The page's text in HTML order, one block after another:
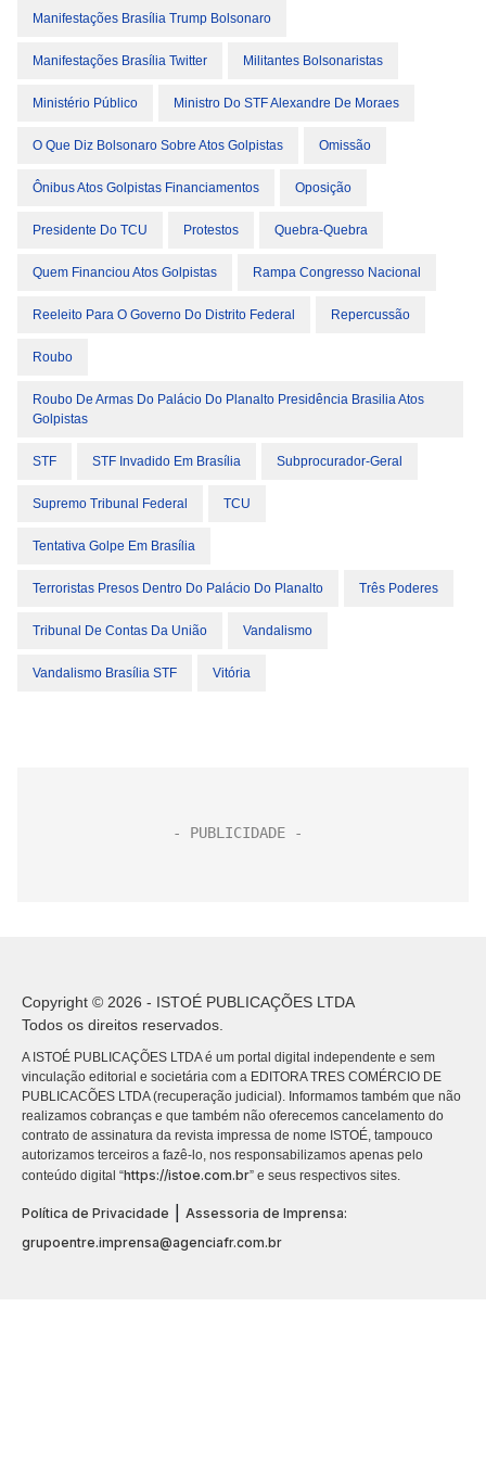
Manifestações Brasília Trump Bolsonaro
Manifestações Brasília Twitter Militantes Bolsonaristas
Ministério Público Ministro Do STF Alexandre De Moraes
O Que Diz Bolsonaro Sobre Atos Golpistas Omissão
Ônibus Atos Golpistas Financiamentos Oposição
Presidente Do TCU Protestos Quebra-Quebra
Quem Financiou Atos Golpistas Rampa Congresso Nacional
Reeleito Para O Governo Do Distrito Federal Repercussão
Roubo
Roubo De Armas Do Palácio Do Planalto Presidência Brasilia Atos
Golpistas
STF STF Invadido Em Brasília Subprocurador-Geral
Supremo Tribunal Federal TCU
Tentativa Golpe Em Brasília
Terroristas Presos Dentro Do Palácio Do Planalto Três Poderes
Tribunal De Contas Da União Vandalismo
Vandalismo Brasília STF Vitória
Copyright © 2026 - ISTOÉ PUBLICAÇÕES LTDA
Todos os direitos reservados.
A ISTOÉ PUBLICAÇÕES LTDA é um portal digital independente e sem
vinculação editorial e societária com a EDITORA TRES COMÉRCIO DE
PUBLICACÕES LTDA (recuperação judicial). Informamos também que não
realizamos cobranças e que também não oferecemos cancelamento do
contrato de assinatura da revista impressa de nome ISTOÉ, tampouco
autorizamos terceiros a fazê-lo, nos responsabilizamos apenas pelo
conteúdo digital “https://istoe.com.br” e seus respectivos sites.
Política de Privacidade
Assessoria de Imprensa:
grupoentre.imprensa@agenciafr.com.br